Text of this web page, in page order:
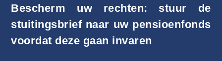
Bescherm uw rechten: stuur de
stuitingsbrief naar uw pensioenfonds
voordat deze gaan invaren